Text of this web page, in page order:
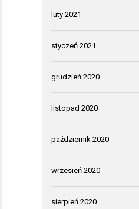
luty 2021
styczeń 2021
grudzień 2020
listopad 2020
październik 2020
wrzesień 2020
sierpień 2020